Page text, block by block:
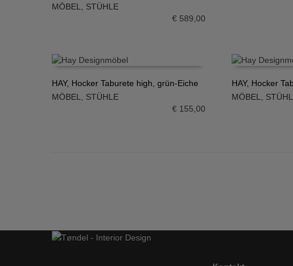
MÖBEL
STÜHLE
€589,00
IN DEN WARENKORB
HAY, Hocker Taburete high, grün-Eiche
MÖBEL, STÜHLE
€155,00
IN DEN
HAY, Hocker
MÖBEL,